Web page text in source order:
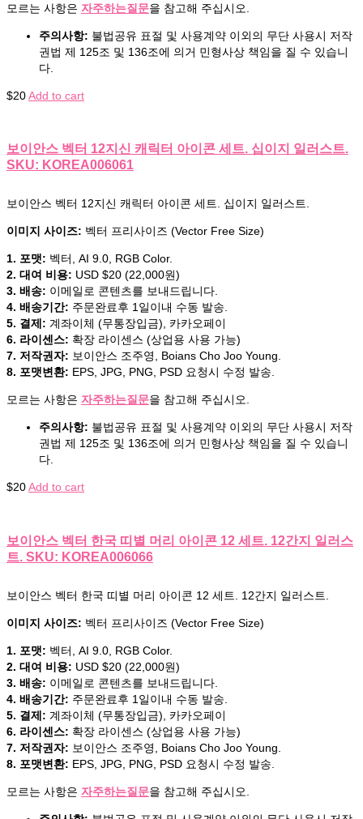
모르는 사항은 자주하는질문을 참고해 주십시오.
주의사항: 불법공유 표절 및 사용계약 이외의 무단 사용시 저작
권법 제 125조 및 136조에 의거 민형사상 책임을 질 수 있습니
다.
$20Add to cart
보이안스 벡터 12지신 캐릭터 아이콘 세트. 십이지 일러스트.
SKU: KOREA006061
보이안스 벡터 12지신 캐릭터 아이콘 세트. 십이지 일러스트.
이미지 사이즈: 벡터 프리사이즈 (Vector Free Size)
1. 포맷: 벡터, AI 9.0, RGB Color.
2. 대여 비용: USD $20 (22,000원)
3. 배송: 이메일로 콘텐츠를 보내드립니다.
4. 배송기간: 주문완료후 1일이내 수동 발송.
5. 결제: 계좌이체 (무통장입금), 카카오페이
6. 라이센스: 확장 라이센스 (상업용 사용 가능)
7. 저작권자: 보이안스 조주영, Boians Cho Joo Young.
8. 포맷변환: EPS, JPG, PNG, PSD 요청시 수정 발송.
모르는 사항은 자주하는질문을 참고해 주십시오.
주의사항: 불법공유 표절 및 사용계약 이외의 무단 사용시 저작
권법 제 125조 및 136조에 의거 민형사상 책임을 질 수 있습니
다.
$20Add to cart
보이안스 벡터 한국 띠별 머리 아이콘 12 세트. 12간지 일러스
트. SKU: KOREA006066
보이안스 벡터 한국 띠별 머리 아이콘 12 세트. 12간지 일러스트.
이미지 사이즈: 벡터 프리사이즈 (Vector Free Size)
1. 포맷: 벡터, AI 9.0, RGB Color.
2. 대여 비용: USD $20 (22,000원)
3. 배송: 이메일로 콘텐츠를 보내드립니다.
4. 배송기간: 주문완료후 1일이내 수동 발송.
5. 결제: 계좌이체 (무통장입금), 카카오페이
6. 라이센스: 확장 라이센스 (상업용 사용 가능)
7. 저작권자: 보이안스 조주영, Boians Cho Joo Young.
8. 포맷변환: EPS, JPG, PNG, PSD 요청시 수정 발송.
모르는 사항은 자주하는질문을 참고해 주십시오.